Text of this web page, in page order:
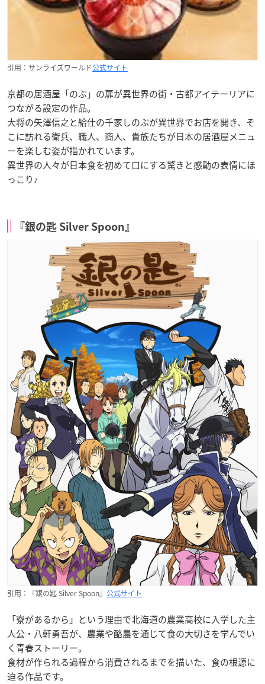
引用：サンライズワールド公式サイト
京都の居酒屋「のぶ」の扉が異世界の街・古都アイテーリアに
つながる設定の作品。
大将の矢澤信之と給仕の千家しのぶが異世界でお店を開き、そ
こに訪れる衛兵、職人、商人、貴族たちが日本の居酒屋メニュ
ーを楽しむ姿が描かれています。
異世界の人々が日本食を初めて口にする驚きと感動の表情にほ
っこり♪
『銀の匙 Silver Spoon』
引用：『銀の匙 Silver Spoon』 公式サイト
「寮があるから」という理由で北海道の農業高校に入学した主
人公・八軒勇吾が、農業や酪農を通じて食の大切さを学んでい
く青春ストーリー。
食材が作られる過程から消費されるまでを描いた、食の根源に
迫る作品です。